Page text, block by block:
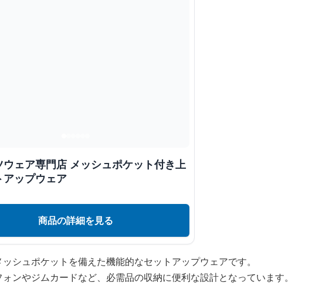
ウェア専門店 メッシュポケット付き上
アップウェア
商品の詳細を見る
シュポケットを備えた機能的なセットアップウェアです。
ンやジムカードなど、必需品の収納に便利な設計となっています。